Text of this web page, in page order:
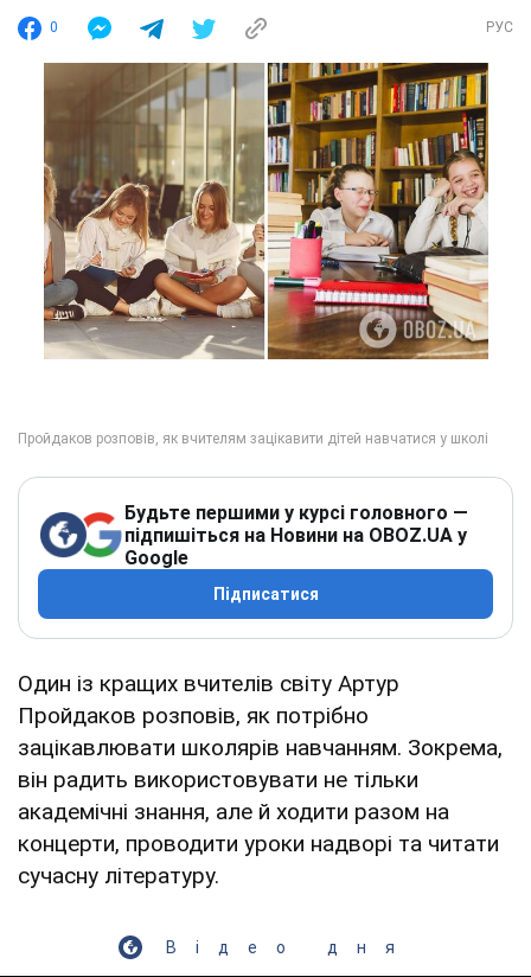
0 РУС
Будьте першими у курсі головного —
підпишіться на Новини на OBOZ.UA у
Google
Підписатися
Один із кращих вчителів світу Артур
Пройдаков розповів, як потрібно
зацікавлювати школярів навчанням. Зокрема,
він радить використовувати не тільки
академічні знання, але й ходити разом на
концерти, проводити уроки надворі та читати
сучасну літературу.
Відео дня